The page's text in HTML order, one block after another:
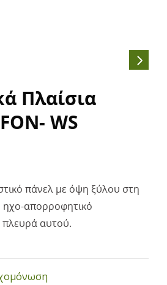
Πλαίσια
WS
πάνελ με όψη ξύλου στη
ηχο-απορροφητικό
αυτού.